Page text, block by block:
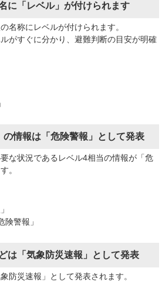
に「レベル」が付けられます
名称にレベルが付けられます。
がすぐに分かり、避難判断の目安が明確
の情報は「危険警報」として発表
な状況であるレベル4相当の情報が「危
。
険警報」
は「気象防災速報」として発表
防災速報」として発表されます。